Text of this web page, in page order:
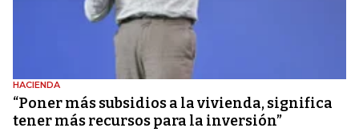
HACIENDA
“Poner más subsidios a la vivienda, significa
tener más recursos para la inversión”